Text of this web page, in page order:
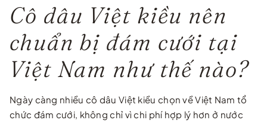
Cô dâu Việt kiều nên
chuẩn bị đám cưới tại
Việt Nam như thế nào?
Ngày càng nhiều cô dâu Việt kiều chọn về Việt Nam tổ
chức đám cưới, không chỉ vì chi phí hợp lý hơn ở nước